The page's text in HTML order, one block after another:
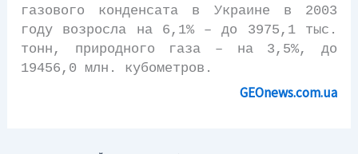
газового конденсата в Украине в 2003
году возросла на 6,1% – до 3975,1 тыс.
тонн, природного газа – на 3,5%, до
19456,0 млн. кубометров.
GEOnews.com.ua